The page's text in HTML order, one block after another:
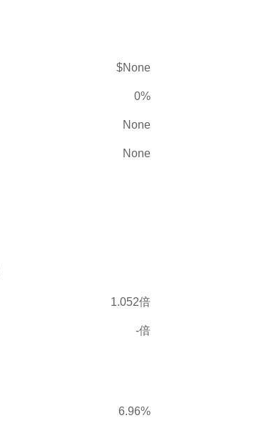
$None
0%
None
None
1.052倍
-倍
6.96%